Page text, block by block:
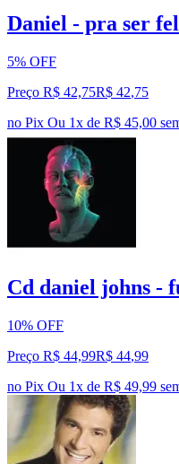
Daniel - pra ser
5% OFF
Preço R$ 42,75R$ 42,75
no Pix Ou 1x de R$ 45,00
Cd daniel johns -
10% OFF
Preço R$ 44,99R$ 44,99
no Pix Ou 1x de R$ 49,99